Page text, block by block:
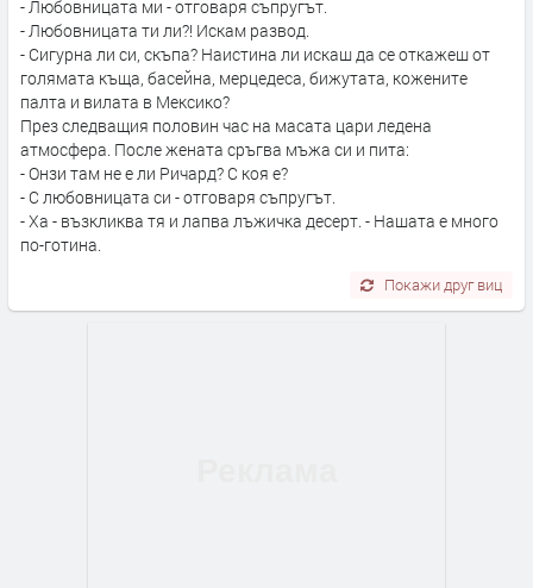
- Любовницата ми - отговаря съпругът.
- Любовницата ти ли?! Искам развод.
- Сигурна ли си, скъпа? Наистина ли искаш да се откажеш от
голямата къща, басейна, мерцедеса, бижутата, кожените
палта и вилата в Мексико?
През следващия половин час на масата цари ледена
атмосфера. После жената сръгва мъжа си и пита:
- Онзи там не е ли Ричард? С коя е?
- С любовницата си - отговаря съпругът.
- Ха - възкликва тя и лапва лъжичка десерт. - Нашата е много
по-готина.
Покажи друг виц